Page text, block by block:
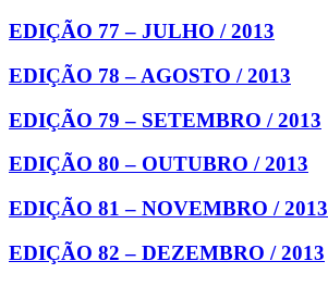
EDIÇÃO 77 – JULHO / 2013
EDIÇÃO 78 – AGOSTO / 2013
EDIÇÃO 79 – SETEMBRO / 2013
EDIÇÃO 80 – OUTUBRO / 2013
EDIÇÃO 81 – NOVEMBRO / 2013
EDIÇÃO 82 – DEZEMBRO / 2013